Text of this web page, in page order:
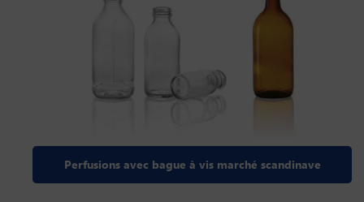
Perfusions avec bague à vis marché scandinave